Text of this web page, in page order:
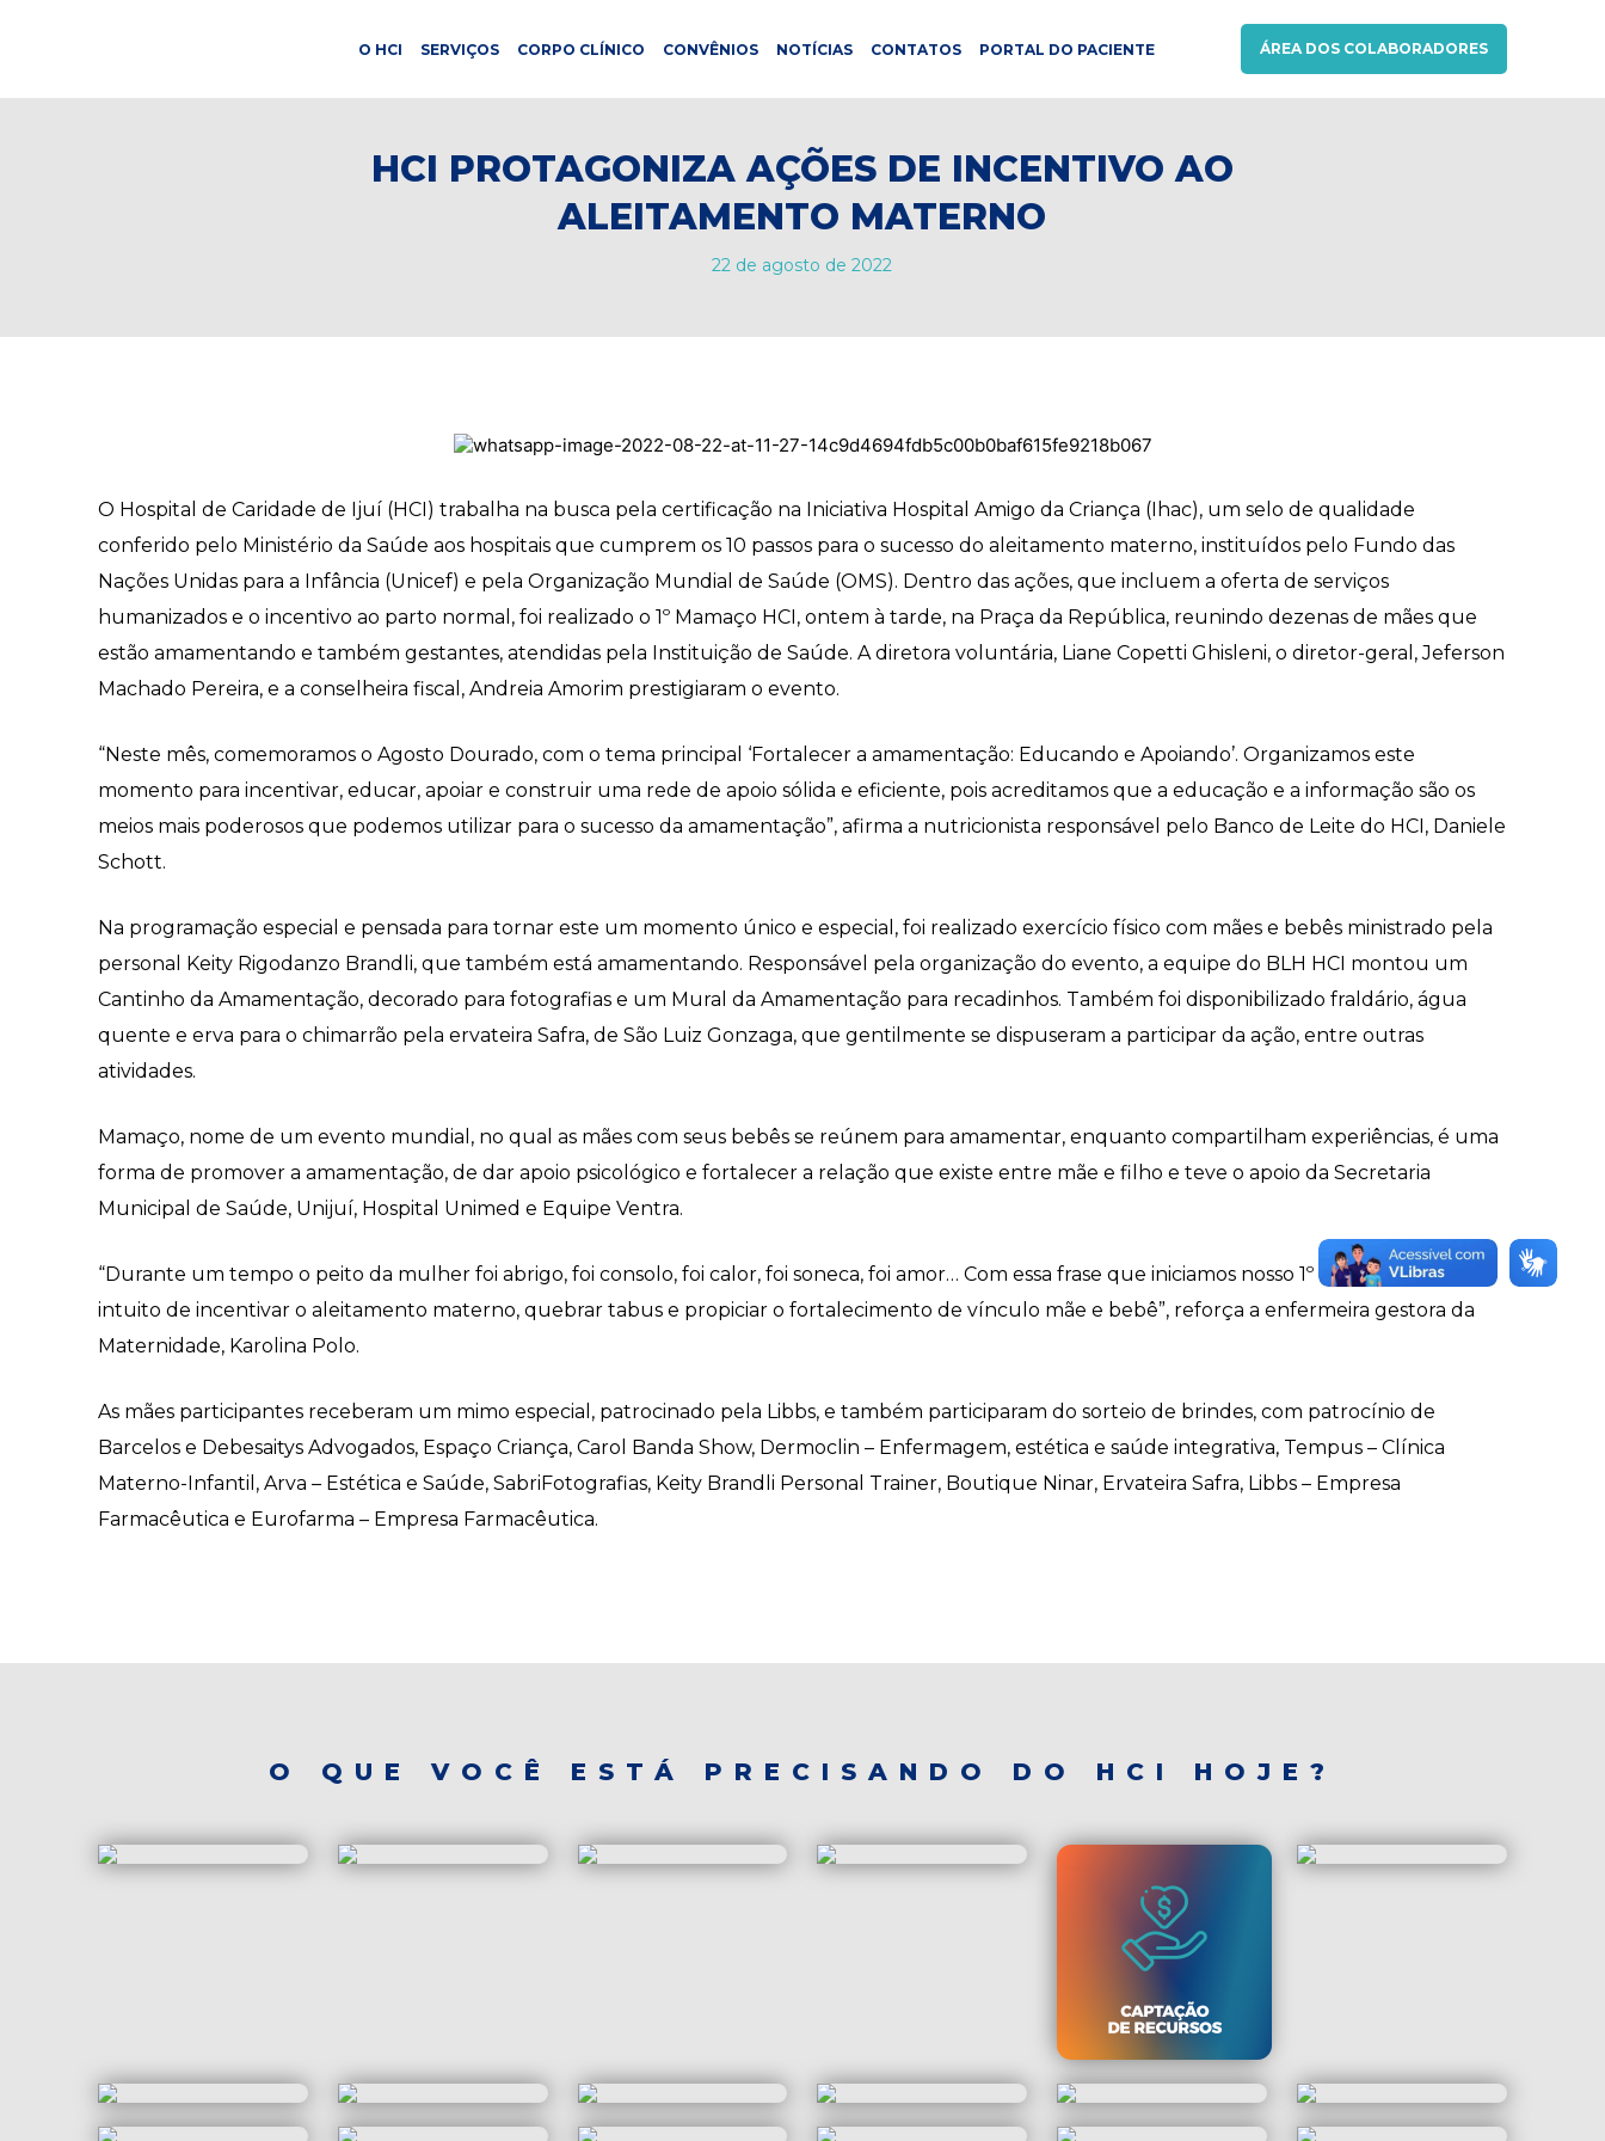
O HCI SERVIÇOS CORPO CLÍNICO CONVÊNIOS NOTÍCIAS CONTATOS PORTAL DO PACIENTE ÁREA DOS COLABORADORES
HCI PROTAGONIZA AÇÕES DE INCENTIVO AO
ALEITAMENTO MATERNO
22 de agosto de 2022
O Hospital de Caridade de Ijuí (HCI) trabalha na busca pela certificação na Iniciativa Hospital Amigo da Criança (Ihac), um selo de qualidade
conferido pelo Ministério da Saúde aos hospitais que cumprem os 10 passos para o sucesso do aleitamento materno, instituídos pelo Fundo das
Nações Unidas para a Infância (Unicef) e pela Organização Mundial de Saúde (OMS). Dentro das ações, que incluem a oferta de serviços
humanizados e o incentivo ao parto normal, foi realizado o 1º Mamaço HCI, ontem à tarde, na Praça da República, reunindo dezenas de mães que
estão amamentando e também gestantes, atendidas pela Instituição de Saúde. A diretora voluntária, Liane Copetti Ghisleni, o diretor-geral, Jeferson
Machado Pereira, e a conselheira fiscal, Andreia Amorim prestigiaram o evento.
“Neste mês, comemoramos o Agosto Dourado, com o tema principal ‘Fortalecer a amamentação: Educando e Apoiando’. Organizamos este
momento para incentivar, educar, apoiar e construir uma rede de apoio sólida e eficiente, pois acreditamos que a educação e a informação são os
meios mais poderosos que podemos utilizar para o sucesso da amamentação”, afirma a nutricionista responsável pelo Banco de Leite do HCI, Daniele
Schott.
Na programação especial e pensada para tornar este um momento único e especial, foi realizado exercício físico com mães e bebês ministrado pela
personal Keity Rigodanzo Brandli, que também está amamentando. Responsável pela organização do evento, a equipe do BLH HCI montou um
Cantinho da Amamentação, decorado para fotografias e um Mural da Amamentação para recadinhos. Também foi disponibilizado fraldário, água
quente e erva para o chimarrão pela ervateira Safra, de São Luiz Gonzaga, que gentilmente se dispuseram a participar da ação, entre outras
atividades.
Mamaço, nome de um evento mundial, no qual as mães com seus bebês se reúnem para amamentar, enquanto compartilham experiências, é uma
forma de promover a amamentação, de dar apoio psicológico e fortalecer a relação que existe entre mãe e filho e teve o apoio da Secretaria
Municipal de Saúde, Unijuí, Hospital Unimed e Equipe Ventra.
“Durante um tempo o peito da mulher foi abrigo, foi consolo, foi calor, foi soneca, foi amor… Com essa frase que iniciamos nosso 1º Mamaço, com o
intuito de incentivar o aleitamento materno, quebrar tabus e propiciar o fortalecimento de vínculo mãe e bebê”, reforça a enfermeira gestora da
Maternidade, Karolina Polo.
As mães participantes receberam um mimo especial, patrocinado pela Libbs, e também participaram do sorteio de brindes, com patrocínio de
Barcelos e Debesaitys Advogados, Espaço Criança, Carol Banda Show, Dermoclin – Enfermagem, estética e saúde integrativa, Tempus – Clínica
Materno-Infantil, Arva – Estética e Saúde, SabriFotografias, Keity Brandli Personal Trainer, Boutique Ninar, Ervateira Safra, Libbs – Empresa
Farmacêutica e Eurofarma – Empresa Farmacêutica.
O QUE VOCÊ ESTÁ PRECISANDO DO HCI HOJE?